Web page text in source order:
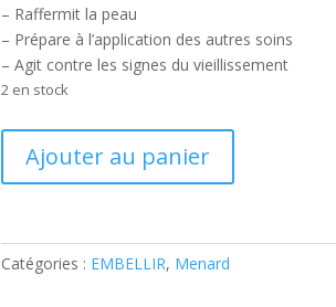
– Raffermit la peau
– Prépare à l’application des autres soins
– Agit contre les signes du vieillissement
2 en stock
Washing
Ajouter au panier
Catégories : EMBELLIR, Menard